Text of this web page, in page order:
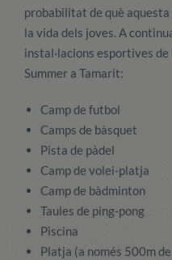
probabilitat de què
la vida dels joves. A
instal·lacions esportives de
Summer a Tamarit:
Camp de futbol
Camps de bàsquet
Pista de pàdel
Camp de volei-platja
Camp de bàdminton
Taules de ping-pong
Piscina
Platja (a només 500m